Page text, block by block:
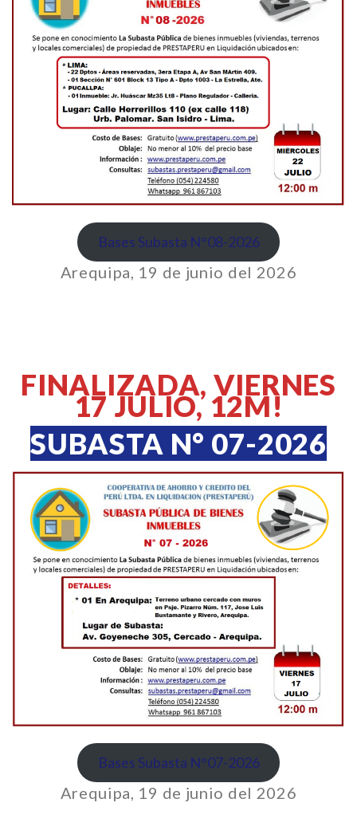
Bases Subasta N°08-2026
Arequipa, 19 de junio del 2026
FINALIZADA, VIERNES
17 JULIO, 12M!
SUBASTA N° 07-2026
Bases Subasta N°07-2026
Arequipa, 19 de junio del 2026